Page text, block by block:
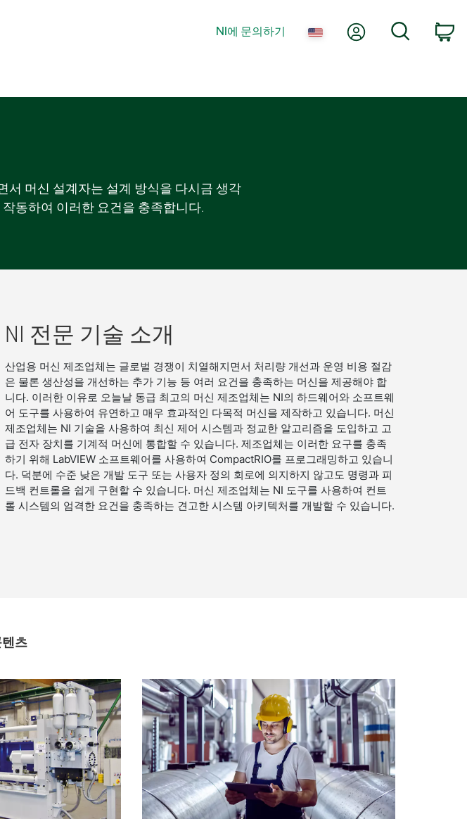
NI에 문의하기 내 계정
서 머신 설계자는 설계 방식을 다시금 생각
동하여 이러한 요건을 충족합니다.
NI 전문 기술 소개
산업용 머신 제조업체는 글로벌 경쟁이 치열해지면서 처리량 개선과 운영 비용 절감
은 물론 생산성을 개선하는 추가 기능 등 여러 요건을 충족하는 머신을 제공해야 합
니다. 이러한 이유로 오늘날 동급 최고의 머신 제조업체는 NI의 하드웨어와 소프트웨
어 도구를 사용하여 유연하고 매우 효과적인 다목적 머신을 제작하고 있습니다. 머신
제조업체는 NI 기술을 사용하여 최신 제어 시스템과 정교한 알고리즘을 도입하고 고
급 전자 장치를 기계적 머신에 통합할 수 있습니다. 제조업체는 이러한 요구를 충족
하기 위해 LabVIEW 소프트웨어를 사용하여 CompactRIO를 프로그래밍하고 있습니
다. 덕분에 수준 낮은 개발 도구 또는 사용자 정의 회로에 의지하지 않고도 명령과 피
드백 컨트롤을 쉽게 구현할 수 있습니다. 머신 제조업체는 NI 도구를 사용하여 컨트
롤 시스템의 엄격한 요건을 충족하는 견고한 시스템 아키텍처를 개발할 수 있습니다.
츠